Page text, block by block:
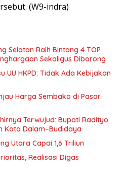
(W9-indra)
Selatan Raih Bintang 4 TOP
Sekaligus Diborong
UU HKPD: Tidak Ada Kebijakan
Harga Sembako di Pasar
Terwujud: Bupati Radityo
Kota Dalam–Budidaya
Utara Capai 1,6 Triliun
Realisasi Digas